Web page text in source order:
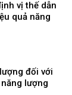
vị thế dẫn
quả năng
đối với
lượng